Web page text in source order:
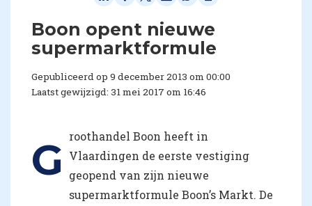
Boon opent nieuwe
supermarktformule
Gepubliceerd op 9 december 2013 om 00:00
Laatst gewijzigd: 31 mei 2017 om 16:46
G roothandel Boon heeft in
Vlaardingen de eerste vestiging
geopend van zijn nieuwe
supermarktformule Boon’s Markt. De